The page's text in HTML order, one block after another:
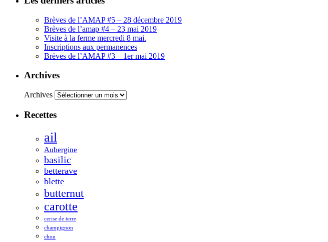
Brèves de l’AMAP #5 – 28 décembre 2019
Brèves de l’amap #4 – 23 mai 2019
Visite à la ferme mercredi 8 mai.
Inscriptions aux permanences
Brèves de l’AMAP #3 – 1er mai 2019
Archives
Archives
Recettes
ail
Aubergine
basilic
betterave
blette
butternut
carotte
cerise de terre
champignon
chou